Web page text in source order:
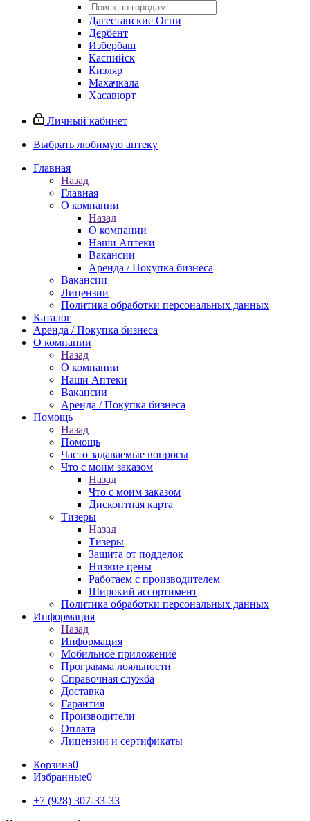
Дагестанские Огни
Дербент
Избербаш
Каспийск
Кизляр
Махачкала
Хасавюрт
Личный кабинет
Выбрать любимую аптеку
Главная
Назад
Главная
О компании
Назад
О компании
Наши Аптеки
Вакансии
Аренда / Покупка бизнеса
Вакансии
Лицензии
Политика обработки персональных данных
Каталог
Аренда / Покупка бизнеса
О компании
Назад
О компании
Наши Аптеки
Вакансии
Аренда / Покупка бизнеса
Помощь
Назад
Помощь
Часто задаваемые вопросы
Что с моим заказом
Назад
Что с моим заказом
Дисконтная карта
Тизеры
Назад
Тизеры
Защита от подделок
Низкие цены
Работаем с производителем
Широкий ассортимент
Политика обработки персональных данных
Информация
Назад
Информация
Мобильное приложение
Программа лояльности
Справочная служба
Доставка
Гарантия
Производители
Оплата
Лицензии и сертификаты
Корзина0
Избранные0
+7 (928) 307-33-33